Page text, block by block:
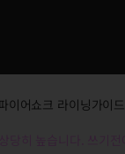
이어쇼크 라이닝가이드